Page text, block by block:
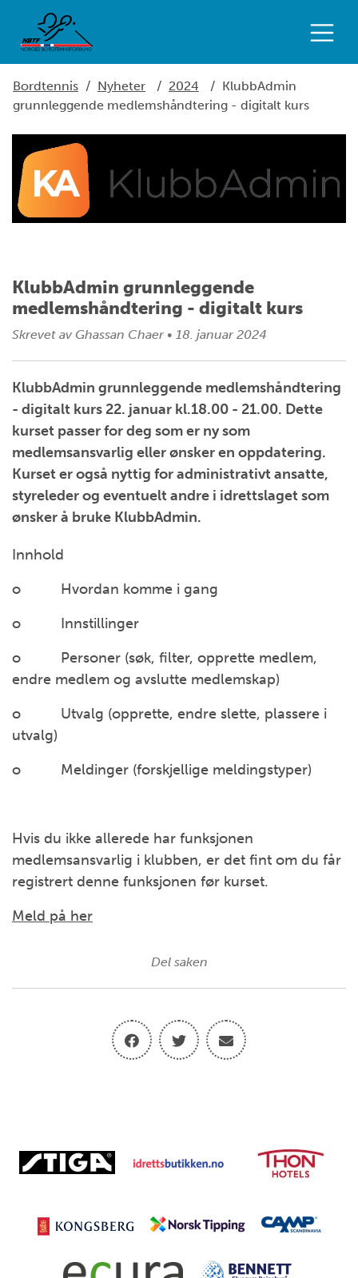
Bordtennis / Nyheter / 2024 / KlubbAdmin
grunnleggende medlemshåndtering - digitalt kurs
KlubbAdmin grunnleggende
medlemshåndtering - digitalt kurs
Skrevet av Ghassan Chaer • 18. januar 2024
KlubbAdmin grunnleggende medlemshåndtering
- digitalt kurs 22. januar kl.18.00 - 21.00. Dette
kurset passer for deg som er ny som
medlemsansvarlig eller ønsker en oppdatering.
Kurset er også nyttig for administrativt ansatte,
styreleder og eventuelt andre i idrettslaget som
ønsker å bruke KlubbAdmin.
Innhold
o Hvordan komme i gang
o Innstillinger
o Personer (søk, filter, opprette medlem,
endre medlem og avslutte medlemskap)
o Utvalg (opprette, endre slette, plassere i
utvalg)
o Meldinger (forskjellige meldingstyper)
Hvis du ikke allerede har funksjonen
medlemsansvarlig i klubben, er det fint om du får
registrert denne funksjonen før kurset.
Meld på her
Del saken